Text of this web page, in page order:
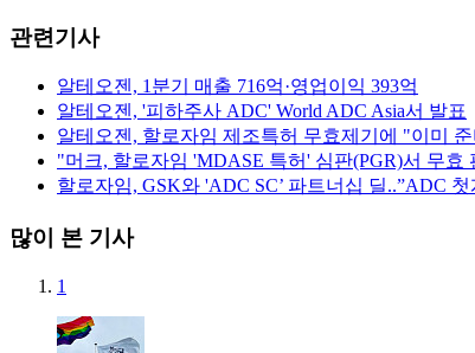
관련기사
알테오젠, 1분기 매출 716억·영업이익 393억
알테오젠, '피하주사 ADC' World ADC Asia서 발표
알테오젠, 할로자임 제조특허 무효제기에 "이미
"머크, 할로자임 'MDASE 특허' 심판(PGR)서 무효
할로자임, GSK와 'ADC SC’ 파트너십 딜..”ADC 첫
많이 본 기사
1